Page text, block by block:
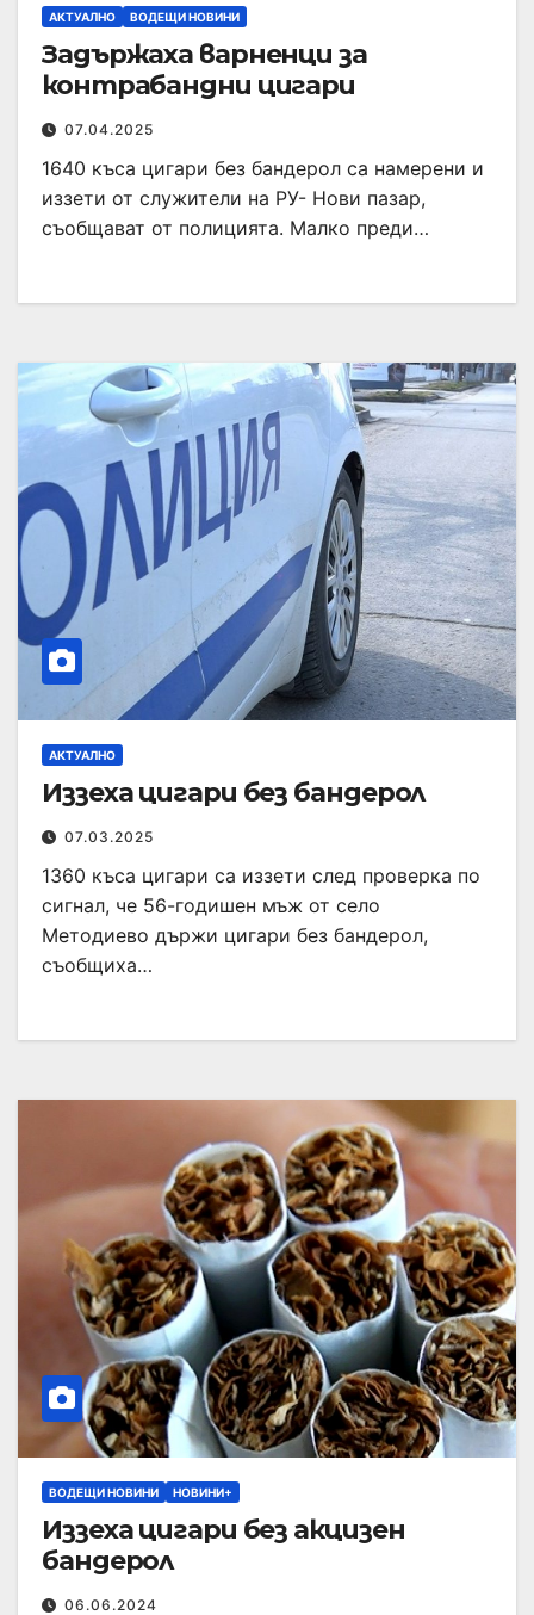
АКТУАЛНО ВОДЕЩИ НОВИНИ
Задържаха варненци за
контрабандни цигари
07.04.2025
1640 къса цигари без бандерол са намерени и
иззети от служители на РУ- Нови пазар,
съобщават от полицията. Малко преди…
АКТУАЛНО
Иззеха цигари без бандерол
07.03.2025
1360 къса цигари са иззети след проверка по
сигнал, че 56-годишен мъж от село
Методиево държи цигари без бандерол,
съобщиха…
ВОДЕЩИ НОВИНИ НОВИНИ+
Иззеха цигари без акцизен
бандерол
06.06.2024